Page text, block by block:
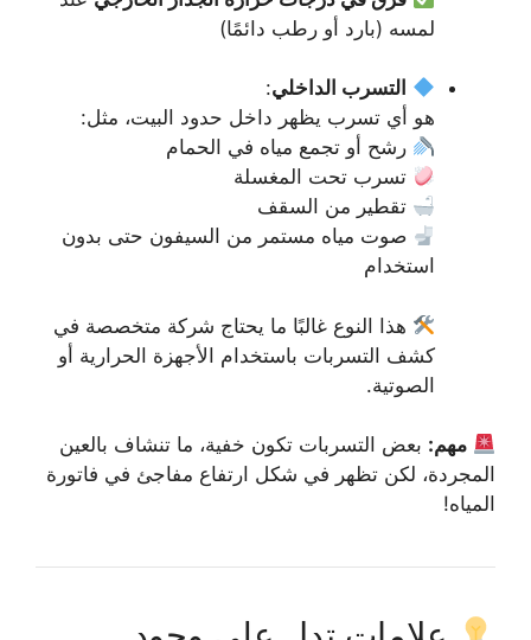
لمسه (بارد أو رطب دائمًا)
التسرب الداخلي:
هو أي تسرب يظهر داخل حدود البيت، مثل:
رشح أو تجمع مياه في الحمام
تسرب تحت المغسلة
تقطير من السقف
صوت مياه مستمر من السيفون حتى بدون
استخدام
هذا النوع غالبًا ما يحتاج شركة متخصصة في
كشف التسربات باستخدام الأجهزة الحرارية أو
الصوتية.
مهم: بعض التسربات تكون خفية، ما تنشاف بالعين
المجردة، لكن تظهر في شكل ارتفاع مفاجئ في فاتورة
المياه!